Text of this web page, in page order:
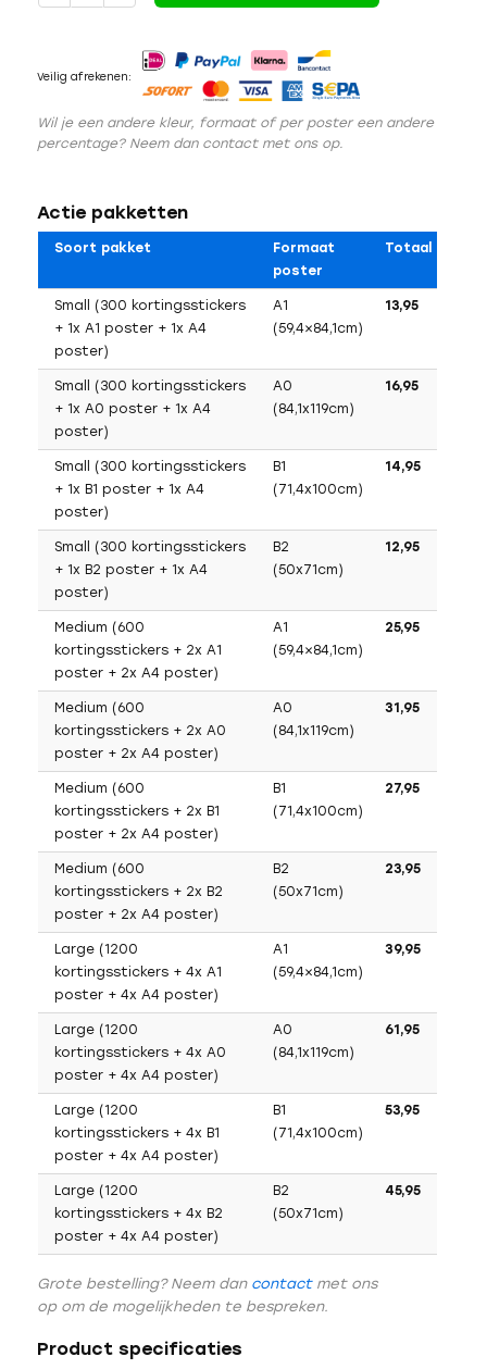
Veilig afrekenen:
Wil je een andere kleur, formaat of per poster een andere
percentage? Neem dan contact met ons op.
Actie pakketten
Soort pakket
Formaat
poster
Totaal
Small (300 kortingsstickers
+ 1x A1 poster + 1x A4
poster)
A1
(59,4×84,1cm)
13,95
Small (300 kortingsstickers
+ 1x A0 poster + 1x A4
poster)
A0
(84,1x119cm)
16,95
Small (300 kortingsstickers
+ 1x B1 poster + 1x A4
poster)
B1
(71,4x100cm)
14,95
Small (300 kortingsstickers
+ 1x B2 poster + 1x A4
poster)
B2
(50x71cm)
12,95
Medium (600
kortingsstickers + 2x A1
poster + 2x A4 poster)
A1
(59,4×84,1cm)
25,95
Medium (600
kortingsstickers + 2x A0
poster + 2x A4 poster)
A0
(84,1x119cm)
31,95
Medium (600
kortingsstickers + 2x B1
poster + 2x A4 poster)
B1
(71,4x100cm)
27,95
Medium (600
kortingsstickers + 2x B2
poster + 2x A4 poster)
B2
(50x71cm)
23,95
Large (1200
kortingsstickers + 4x A1
poster + 4x A4 poster)
A1
(59,4×84,1cm)
39,95
Large (1200
kortingsstickers + 4x A0
poster + 4x A4 poster)
A0
(84,1x119cm)
61,95
Large (1200
kortingsstickers + 4x B1
poster + 4x A4 poster)
B1
(71,4x100cm)
53,95
Large (1200
kortingsstickers + 4x B2
poster + 4x A4 poster)
B2
(50x71cm)
45,95
Grote bestelling? Neem dan contactmet ons
op om de mogelijkheden te bespreken.
Product specificaties